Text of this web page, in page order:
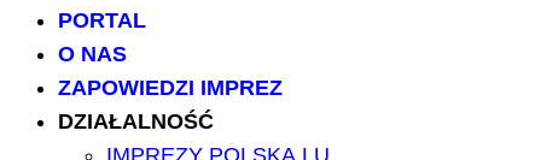
PORTAL
O NAS
ZAPOWIEDZI IMPREZ
DZIAŁALNOŚĆ
IMPREZY POLSKA.LU